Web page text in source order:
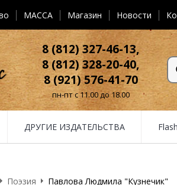
MACCA Магазин Новости
8 (812) 327-46-13,
8 (812) 328-20-40,
8 (921) 576-41-70
пн-пт с 11.00 до 18.00
ДРУГИЕ ИЗДАТЕЛЬСТВА
Поэзия Павлова Людмила "Кузнечик"